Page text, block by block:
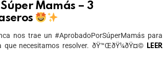
Mamás – 3
nos trae un #AprobadoPorSúperMamás para
necesitamos resolver. ðŸ™ŒðŸ¼ðŸ¤©
LEER